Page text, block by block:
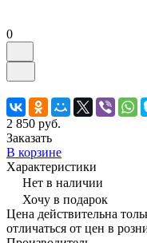
0
2 850 руб.
Заказать
В корзине
Характеристики
Нет в наличии
Хочу в подарок
Цена действительна
отличаться от цен в